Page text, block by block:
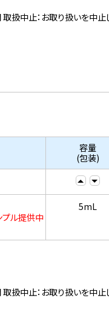
止：お取り扱いを中止し
容量
(包装)
ル提供中
5mL
止：お取り扱いを中止し